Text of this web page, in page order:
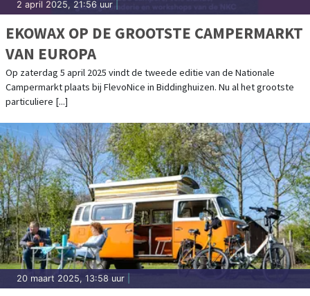
2 april 2025, 21:56 uur
EKOWAX OP DE GROOTSTE CAMPERMARKT
VAN EUROPA
Op zaterdag 5 april 2025 vindt de tweede editie van de Nationale
Campermarkt plaats bij FlevoNice in Biddinghuizen. Nu al het grootste
particuliere [...]
20 maart 2025, 13:58 uur